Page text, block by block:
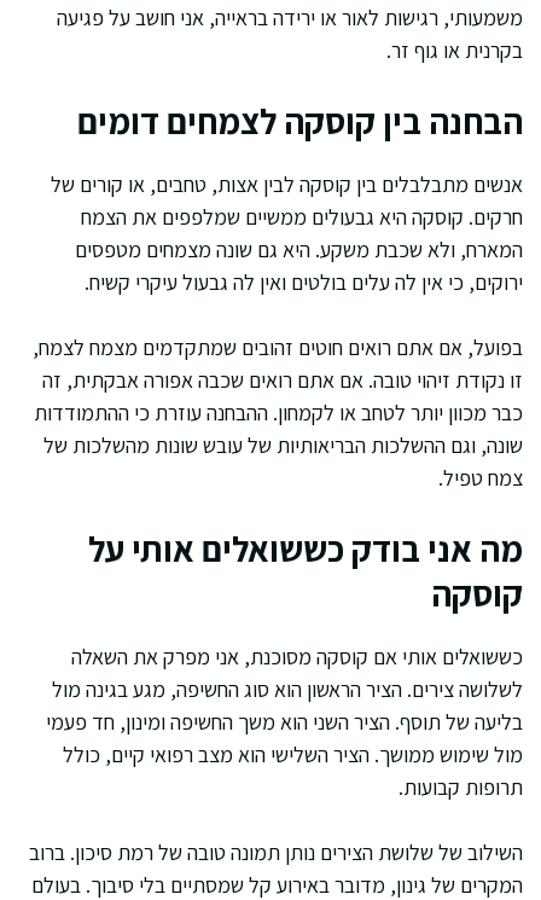
משמעותי, רגישות לאור או ירידה בראייה, אני חושב על פגיעה
בקרנית או גוף זר.
הבחנה בין קוסקה לצמחים דומים
אנשים מתבלבלים בין קוסקה לבין אצות, טחבים, או קורים של
חרקים. קוסקה היא גבעולים ממשיים שמלפפים את הצמח
המארח, ולא שכבת משקע. היא גם שונה מצמחים מטפסים
ירוקים, כי אין לה עלים בולטים ואין לה גבעול עיקרי קשיח.
בפועל, אם אתם רואים חוטים זהובים שמתקדמים מצמח לצמח,
זו נקודת זיהוי טובה. אם אתם רואים שכבה אפורה אבקתית, זה
כבר מכוון יותר לטחב או לקמחון. ההבחנה עוזרת כי ההתמודדות
שונה, וגם ההשלכות הבריאותיות של עובש שונות מהשלכות של
צמח טפיל.
מה אני בודק כששואלים אותי על
קוסקה
כששואלים אותי אם קוסקה מסוכנת, אני מפרק את השאלה
לשלושה צירים. הציר הראשון הוא סוג החשיפה, מגע בגינה מול
בליעה של תוסף. הציר השני הוא משך החשיפה ומינון, חד פעמי
מול שימוש ממושך. הציר השלישי הוא מצב רפואי קיים, כולל
תרופות קבועות.
השילוב של שלושת הצירים נותן תמונה טובה של רמת סיכון. ברוב
המקרים של גינון, מדובר באירוע קל שמסתיים בלי סיבוך. בעולם